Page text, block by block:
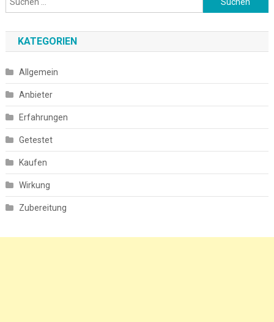
nach:
KATEGORIEN
Allgemein
Anbieter
Erfahrungen
Getestet
Kaufen
Wirkung
Zubereitung